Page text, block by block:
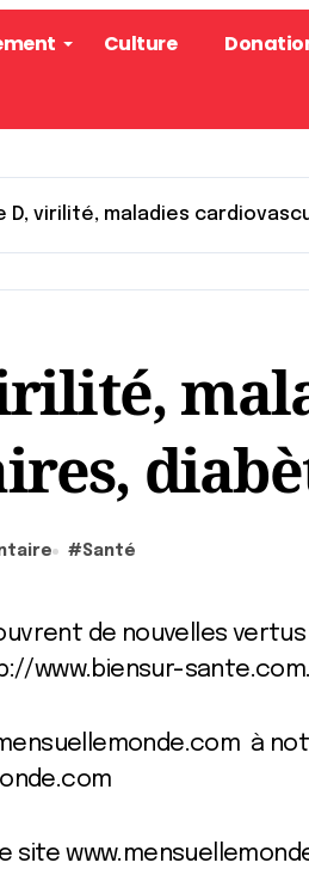
Culture
D, virilité, maladies
#Santé
www.biensur-sante.com.
à
site